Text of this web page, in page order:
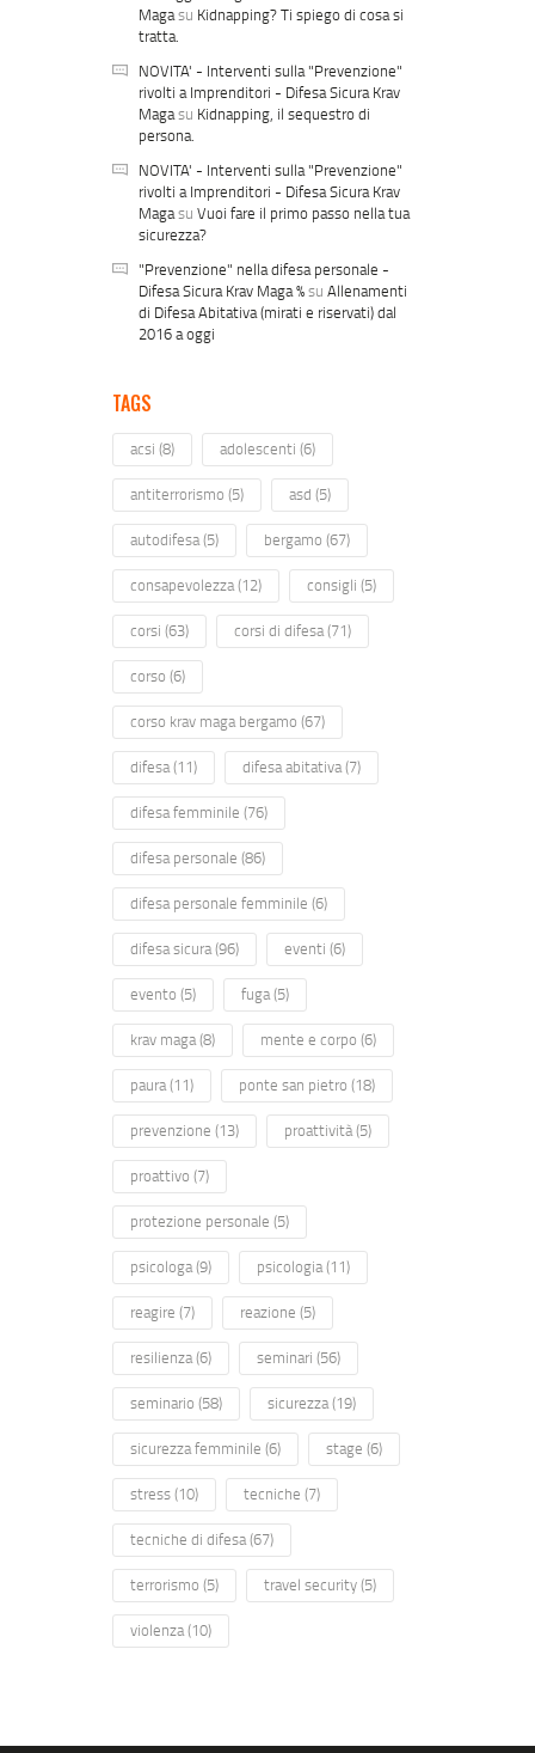
Magasu Kidnapping? Ti spiego di cosa si
tratta.
NOVITA' - Interventi sulla "Prevenzione"
rivolti a Imprenditori - Difesa Sicura Krav
Magasu Kidnapping, il sequestro di
persona.
NOVITA' - Interventi sulla "Prevenzione"
rivolti a Imprenditori - Difesa Sicura Krav
MagasuVuoi fare il primo passo nella tua
sicurezza?
"Prevenzione" nella difesa personale -
Difesa Sicura Krav Maga %suAllenamenti
di Difesa Abitativa (mirati e riservati) dal
2016 a oggi
TAGS
acsi (8) adolescenti (6)
antiterrorismo (5) asd (5)
autodifesa(5) bergamo (67)
consapevolezza(12) consigli (5)
corsi (63) corsi di difesa(71)
corso (6)
corso krav maga bergamo (67)
difesa(11) difesa abitativa(7)
difesa femminile (76)
difesa personale (86)
difesa personale femminile (6)
difesa sicura(96) eventi (6)
evento (5) fuga(5)
krav maga(8) mente e corpo (6)
paura(11) ponte san pietro (18)
prevenzione (13) proattività(5)
proattivo (7)
protezione personale (5)
psicologa(9) psicologia(11)
reagire (7) reazione (5)
resilienza(6) seminari (56)
seminario (58) sicurezza(19)
sicurezza femminile (6) stage (6)
stress(10) tecniche (7)
tecniche di difesa(67)
terrorismo (5) travel security(5)
violenza(10)